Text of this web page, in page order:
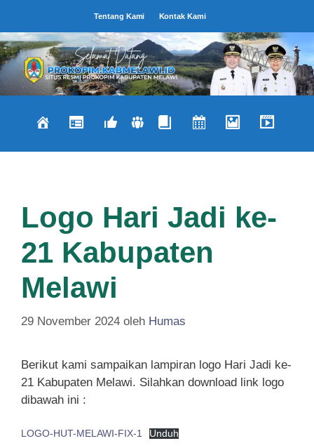
isi
Tentang Kami Kontak Kami
Logo Hari Jadi ke-
21 Kabupaten
Melawi
29 November 2024 oleh Humas
Berikut kami sampaikan lampiran logo Hari Jadi ke-
21 Kabupaten Melawi. Silahkan download link logo
dibawah ini :
LOGO-HUT-MELAWI-FIX-1 Unduh